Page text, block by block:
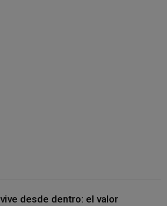
desde dentro: el valor